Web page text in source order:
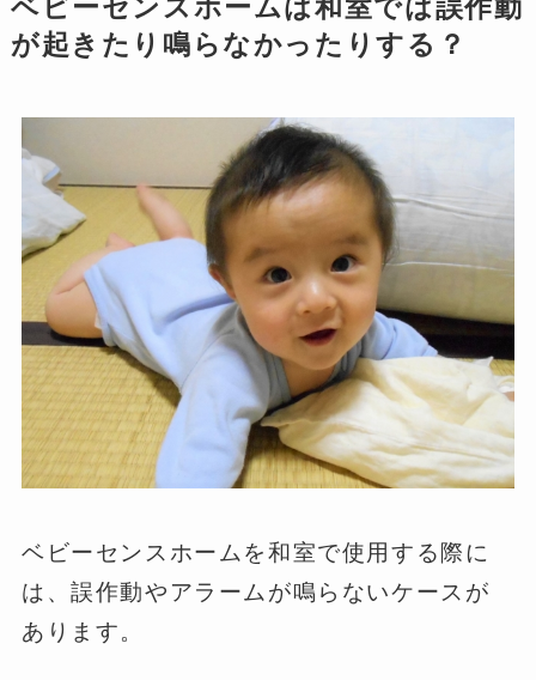
ベビーセンスホームは和室では誤作動
が起きたり鳴らなかったりする？
ベビーセンスホームを和室で使用する際に
は、誤作動やアラームが鳴らないケースが
あります。